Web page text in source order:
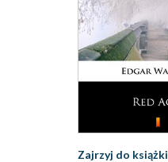
Zajrzyj do książki